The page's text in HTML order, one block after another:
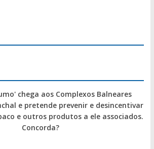
chega aos Complexos Balneares
e pretende prevenir e desincentivar
e outros produtos a ele associados.
Concorda?